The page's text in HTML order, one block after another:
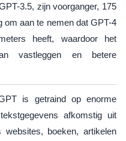
3.5, zijn voorganger, 175
om aan te nemen dat GPT-4
heeft, waardoor het
vastleggen en betere
is getraind op enorme
afkomstig uit
websites, boeken, artikelen